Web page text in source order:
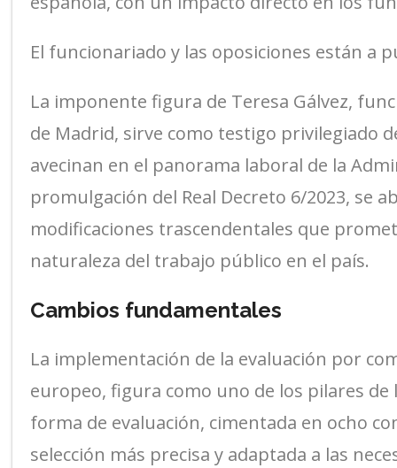
El funcionariado y las oposiciones están a
La imponente figura de Teresa Gálvez,
de Madrid, sirve como testigo privilegiado
avecinan en el panorama laboral de la
promulgación del Real Decreto 6/2023, se
modificaciones trascendentales que
naturaleza del trabajo público en el país.
Cambios fundamentales
La implementación de la evaluación por
europeo, figura como uno de los pilares
forma de evaluación, cimentada en ocho
selección más precisa y adaptada a las